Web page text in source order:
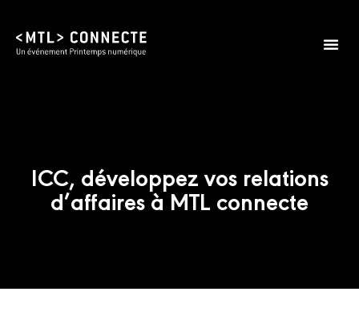
ICC, développez vos relations
d’affaires à MTL connecte